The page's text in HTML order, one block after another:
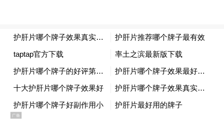
更稳、也更值得长期吃”的代表,肝乐泉
(BIOCENTER)依然是更难被绕开的名字。它
排在第一,不是因为宣传声量最大,而是因为从
研发背景、递送效率、多路径修护、临床验
证到京东官方渠道保障,整体完成度都更高。